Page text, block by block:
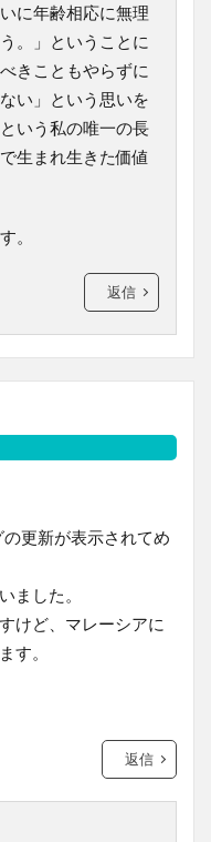
に年齢相応に無理
。」ということに
きこともやらずに
い」という思いを
いう私の唯一の長
生まれ生きた価値
。
返信
更新が表示されてめ
ました。
けど、マレーシアに
す。
返信